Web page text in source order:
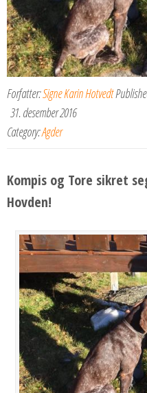
Forfatter:Signe Karin Hotvedt
31. desember 2016
Category:Agder
Kompis og Tore sikret
Hovden!